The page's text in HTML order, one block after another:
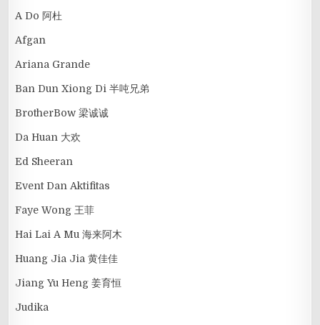
A Do 阿杜
Afgan
Ariana Grande
Ban Dun Xiong Di 半吨兄弟
BrotherBow 梁诚诚
Da Huan 大欢
Ed Sheeran
Event Dan Aktifitas
Faye Wong 王菲
Hai Lai A Mu 海来阿木
Huang Jia Jia 黄佳佳
Jiang Yu Heng 姜育恒
Judika